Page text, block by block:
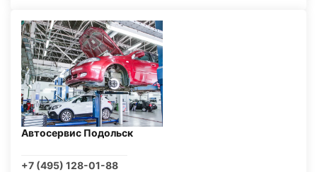
Автосервис Подольск
+7 (495) 128-01-88